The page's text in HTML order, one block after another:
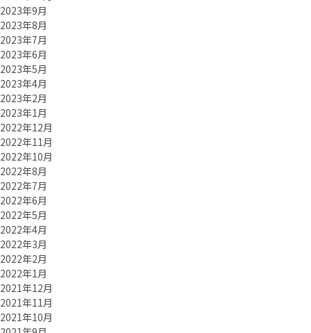
2023年9月
2023年8月
2023年7月
2023年6月
2023年5月
2023年4月
2023年2月
2023年1月
2022年12月
2022年11月
2022年10月
2022年8月
2022年7月
2022年6月
2022年5月
2022年4月
2022年3月
2022年2月
2022年1月
2021年12月
2021年11月
2021年10月